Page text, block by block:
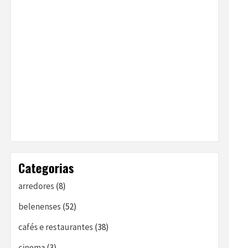
Categorias
arredores (8)
belenenses (52)
cafés e restaurantes (38)